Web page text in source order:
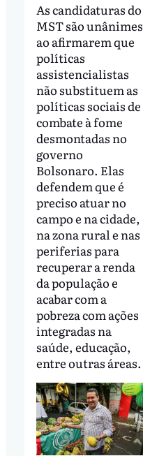
As candidaturas do
MST são unânimes
ao afirmarem que
políticas
assistencialistas
não substituem as
políticas sociais de
combate à fome
desmontadas no
governo
Bolsonaro. Elas
defendem que é
preciso atuar no
campo e na cidade,
na zona rural e nas
periferias para
recuperar a renda
da população e
acabar com a
pobreza com ações
integradas na
saúde, educação,
entre outras áreas.